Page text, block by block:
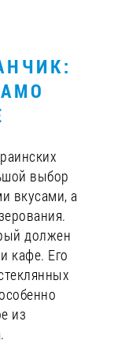
выбор
вкусами, а
должен
кафе. Его
из